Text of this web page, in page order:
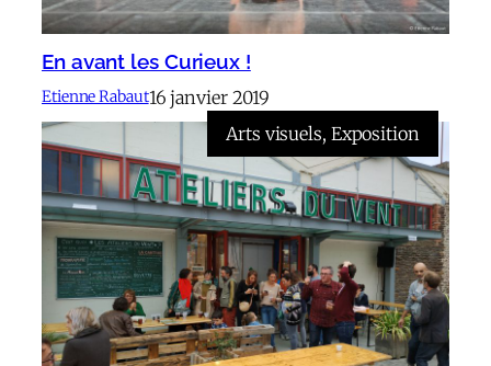
En avant les Curieux !
Etienne Rabaut16 janvier 2019
Arts visuels, Exposition